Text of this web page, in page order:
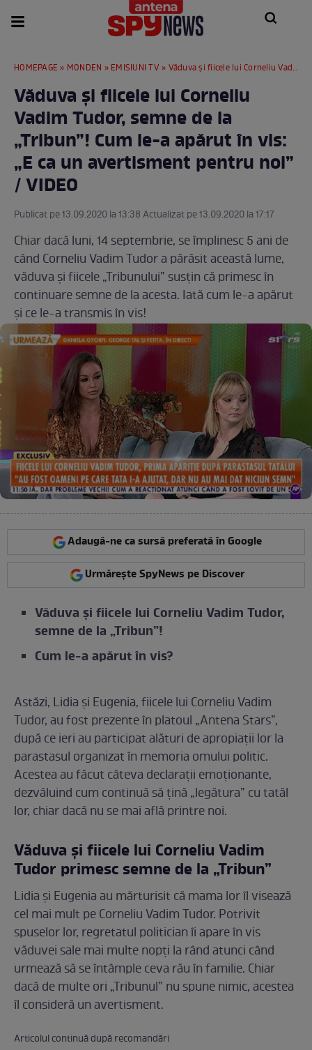
HOMEPAGE » MONDEN » EMISIUNI TV » Văduva și fiicele lui Corneliu Vadim Tudor, semne de la „Tribun”! Cum le-a apărut în vis: „E ca un avertisment pentru noi” / VIDEO
Văduva și fiicele lui Corneliu
Vadim Tudor, semne de la
„Tribun”! Cum le-a apărut în vis:
„E ca un avertisment pentru noi”
/ VIDEO
Publicat pe 13.09.2020 la 13:38 Actualizat pe 13.09.2020 la 17:17
Chiar dacă luni, 14 septembrie, se împlinesc 5 ani de
când Corneliu Vadim Tudor a părăsit această lume,
văduva și fiicele „Tribunului” susțin că primesc în
continuare semne de la acesta. Iată cum le-a apărut
și ce le-a transmis în vis!
Adaugă-ne ca sursă preferată în Google
Urmărește SpyNews pe Discover
Văduva și fiicele lui Corneliu Vadim Tudor,
semne de la „Tribun”!
Cum le-a apărut în vis?
Astăzi, Lidia și Eugenia, fiicele lui Corneliu Vadim
Tudor, au fost prezente în platoul „Antena Stars”,
după ce ieri au participat alături de apropiații lor la
parastasul organizat în memoria omului politic.
Acestea au făcut câteva declarații emoționante,
dezvăluind cum continuă să țină „legătura” cu tatăl
lor, chiar dacă nu se mai află printre noi.
Văduva și fiicele lui Corneliu Vadim
Tudor primesc semne de la „Tribun”
Lidia și Eugenia au mărturisit că mama lor îl visează
cel mai mult pe Corneliu Vadim Tudor. Potrivit
spuselor lor, regretatul politician îi apare în vis
văduvei sale mai multe nopți la rând atunci când
urmează să se întâmple ceva rău în familie. Chiar
dacă de multe ori „Tribunul” nu spune nimic, acestea
îl consideră un avertisment.
Articolul continuă după recomandări